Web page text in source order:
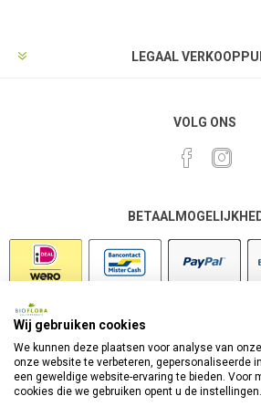
LEGAAL
VOLG ONS
Wij gebruiken cookies
We kunnen deze plaatsen voor analyse van
onze website te verbeteren, gepersonaliseerde
een geweldige website-ervaring te bieden. Voor
cookies die we gebruiken opent u de instellingen.